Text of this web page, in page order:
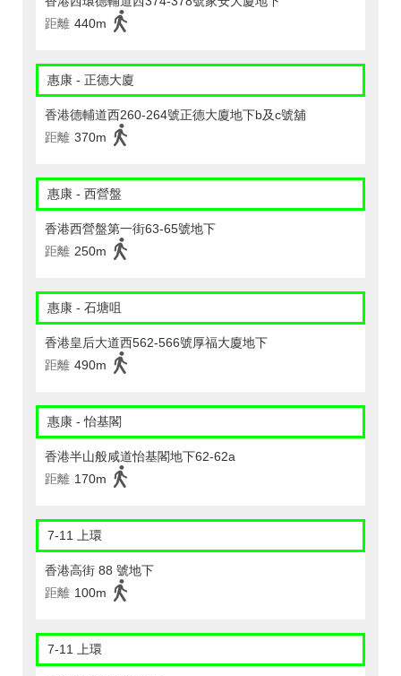
距離 440m
惠康 - 正德大廈
香港德輔道西260-264號正德大廈地下b及c號舖
距離 370m
惠康 - 西營盤
香港西營盤第一街63-65號地下
距離 250m
惠康 - 石塘咀
香港皇后大道西562-566號厚福大廈地下
距離 490m
惠康 - 怡基閣
香港半山般咸道怡基閣地下62-62a
距離 170m
7-11 上環
香港高街 88 號地下
距離 100m
7-11 上環